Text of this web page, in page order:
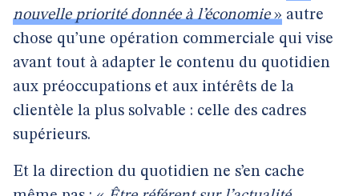
nouvelle priorité donnée à l’économie» autre
chose qu’une opération commerciale qui vise
avant tout à adapter le contenu du quotidien
aux préoccupations et aux intérêts de la
clientèle la plus solvable : celle des cadres
supérieurs.
Et la direction du quotidien ne s’en cache